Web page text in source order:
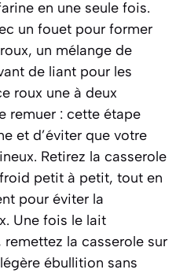
en une seule fois.
un fouet pour former
roux, un mélange de
de liant pour les
roux une à deux
remuer : cette étape
et d’éviter que votre
Retirez la casserole
petit à petit, tout en
pour éviter la
Une fois le lait
la casserole sur
ébullition sans